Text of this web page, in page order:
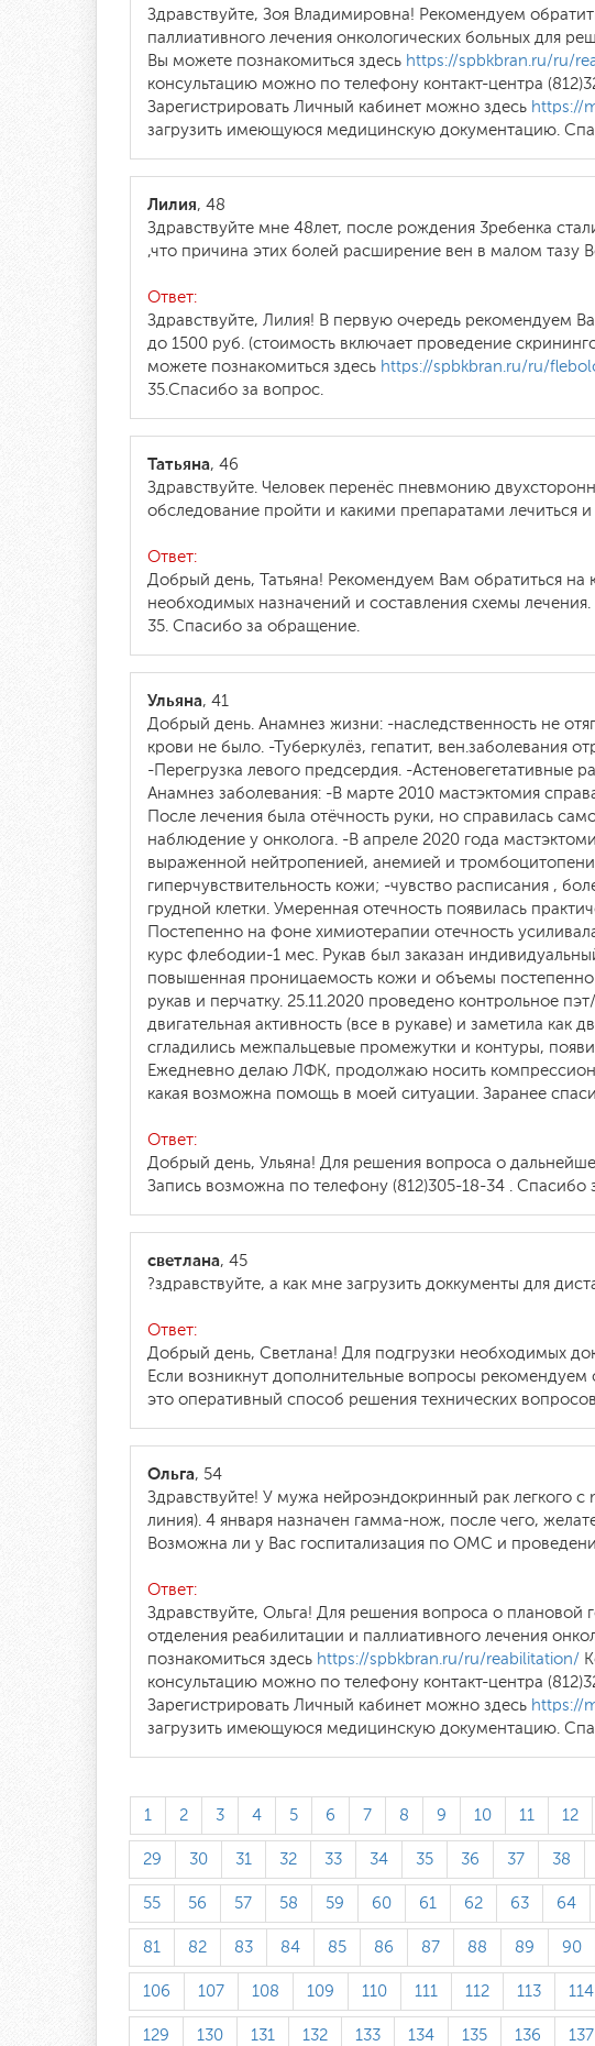
Здравствуйте, Зоя Владимировна! Рекомендуем
паллиативного лечения онкологических больных для
Вы можете познакомиться здесь https://spbkbran.ru/ru/
консультацию можно по телефону контакт-центра
Зарегистрировать Личный кабинет можно здесь https://
загрузить имеющуюся медицинскую документацию.
Лилия, 48
Здравствуйте мне 48лет, после рождения 3ребенка
,что причина этих болей расширение вен в малом тазу
Ответ:
Здравствуйте, Лилия! В первую очередь рекомендуем
до 1500 руб. (стоимость включает проведение
можете познакомиться здесь https://spbkbran.ru/ru/
35.Спасибо за вопрос.
Татьяна, 46
Здравствуйте. Человек перенёс пневмонию
обследование пройти и какими препаратами
Ответ:
Добрый день, Татьяна! Рекомендуем Вам обратиться на
необходимых назначений и составления схемы
35. Спасибо за обращение.
Ульяна, 41
Добрый день. Анамнез жизни: -наследственность не
крови не было. -Туберкулёз, гепатит, вен.заболевания
-Перегрузка левого предсердия. -Астеновегетативные
Анамнез заболевания: -В марте 2010 мастэктомия
После лечения была отёчность руки, но справилась
наблюдение у онколога. -В апреле 2020 года
выраженной нейтропенией, анемией и
гиперчувствительность кожи; -чувство расписания ,
грудной клетки. Умеренная отечность появилась
Постепенно на фоне химиотерапии отечность
курс флебодии-1 мес. Рукав был заказан
повышенная проницаемость кожи и объемы постепенно
рукав и перчатку. 25.11.2020 проведено контрольное
двигательная активность (все в рукаве) и заметила
сгладились межпальцевые промежутки и контуры,
Ежедневно делаю ЛФК, продолжаю носить
какая возможна помощь в моей ситуации. Заранее
Ответ:
Добрый день, Ульяна! Для решения вопроса о
Запись возможна по телефону (812)305-18-34 . Спасибо
светлана, 45
?здравствуйте, а как мне загрузить доккументы для
Ответ:
Добрый день, Светлана! Для подгрузки необходимых
Если возникнут дополнительные вопросы
это оперативный способ решения технических
Ольга, 54
Здравствуйте! У мужа нейроэндокринный рак легкого
линия). 4 января назначен гамма-нож, после чего,
Возможна ли у Вас госпитализация по ОМС и
Ответ:
Здравствуйте, Ольга! Для решения вопроса о плановой
отделения реабилитации и паллиативного лечения
познакомиться здесь https://spbkbran.ru/ru/reabilitation/
консультацию можно по телефону контакт-центра
Зарегистрировать Личный кабинет можно здесь https://
загрузить имеющуюся медицинскую документацию.
1 2 3 4 5 6 7 8 9 10 11 12
29 30 31 32 33 34 35 36 37 38
55 56 57 58 59 60 61 62 63 64
81 82 83 84 85 86 87 88 89 90
106 107 108 109 110 111 112 113 114
129 130 131 132 133 134 135 136 137